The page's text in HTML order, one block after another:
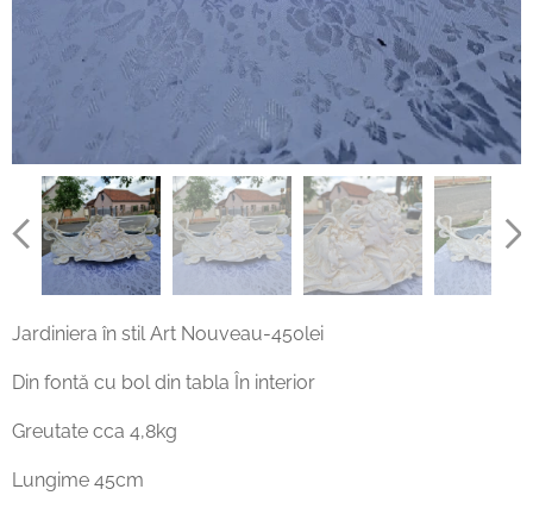
Jardiniera în stil Art Nouveau-450lei
Din fontă cu bol din tabla În interior
Greutate cca 4,8kg
Lungime 45cm